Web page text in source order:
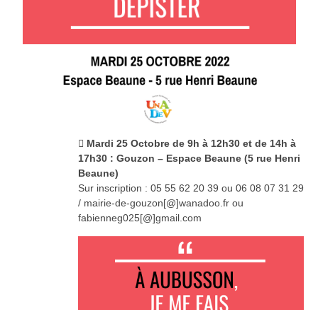
 Mardi 25 Octobre de 9h à 12h30 et de 14h à
17h30 : Gouzon – Espace Beaune (5 rue Henri
Beaune)
Sur inscription : 05 55 62 20 39 ou 06 08 07 31 29
/ mairie-de-gouzon[@]wanadoo.fr ou
fabienneg025[@]gmail.com